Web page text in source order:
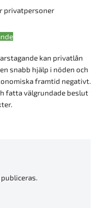
privatpersoner
kan privatlån
snabb hjälp i nöden och
framtid negativt.
fatta välgrundade beslut